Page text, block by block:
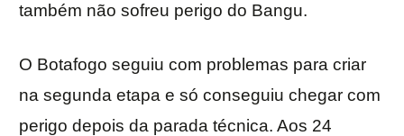
também não sofreu perigo do Bangu.
O Botafogo seguiu com problemas para criar
na segunda etapa e só conseguiu chegar com
perigo depois da parada técnica. Aos 24